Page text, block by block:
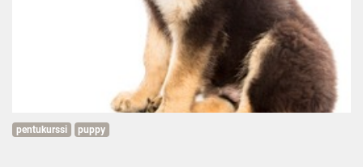
pentukurssi puppy